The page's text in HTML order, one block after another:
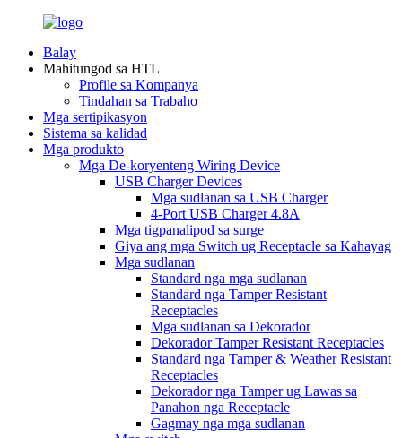
Balay
Mahitungod sa HTL
Profile sa Kompanya
Tindahan sa Trabaho
Mga sertipikasyon
Sistema sa kalidad
Mga produkto
Mga De-koryenteng Wiring Device
USB Charger Devices
Mga sudlanan sa USB Charger
4-Port USB Charger 4.8A
Mga tigpanalipod sa surge
Giya ang mga Switch ug Receptacle sa Kahayag
Mga sudlanan
Standard nga mga sudlanan
Standard nga Tamper Resistant
Receptacles
Mga sudlanan sa Dekorador
Dekorador Tamper Resistant Receptacles
Standard nga Tamper & Weather Resistant
Receptacles
Dekorador nga Tamper ug Lawas sa
Panahon nga Receptacle
Gagmay nga mga sudlanan